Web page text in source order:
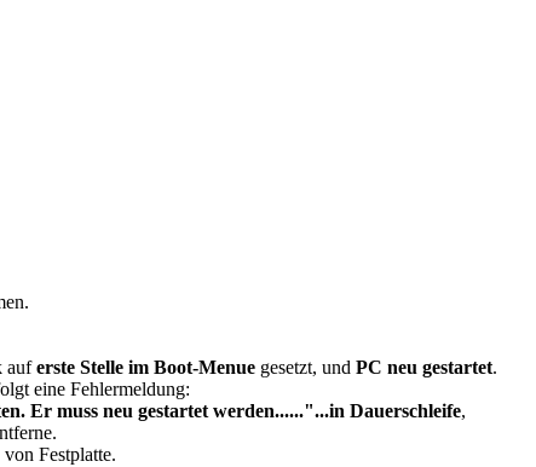
auferste Stelle im Boot-Menue gesetzt, und PC neu gestartet.
eine Fehlermeldung:
Er muss neu gestartet werden......"...in Dauerschleife,
Festplatte.